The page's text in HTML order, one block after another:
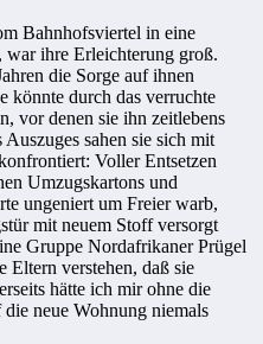
Bahnhofsviertel in eine
war ihre Erleichterung groß.
die Sorge auf ihnen
könnte durch das verruchte
vor denen sie ihn zeitlebens
sahen sie sich mit
Voller Entsetzen
Umzugskartons und
ungeniert um Freier warb,
mit neuem Stoff versorgt
Gruppe Nordafrikaner Prügel
Eltern verstehen, daß sie
hätte ich mir ohne die
neue Wohnung niemals